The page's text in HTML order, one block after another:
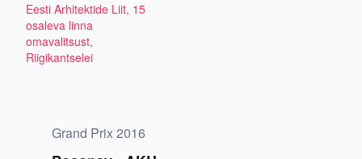
Eesti Arhitektide Liit, 15
osaleva linna
omavalitsust,
Riigikantselei
Grand Prix 2016